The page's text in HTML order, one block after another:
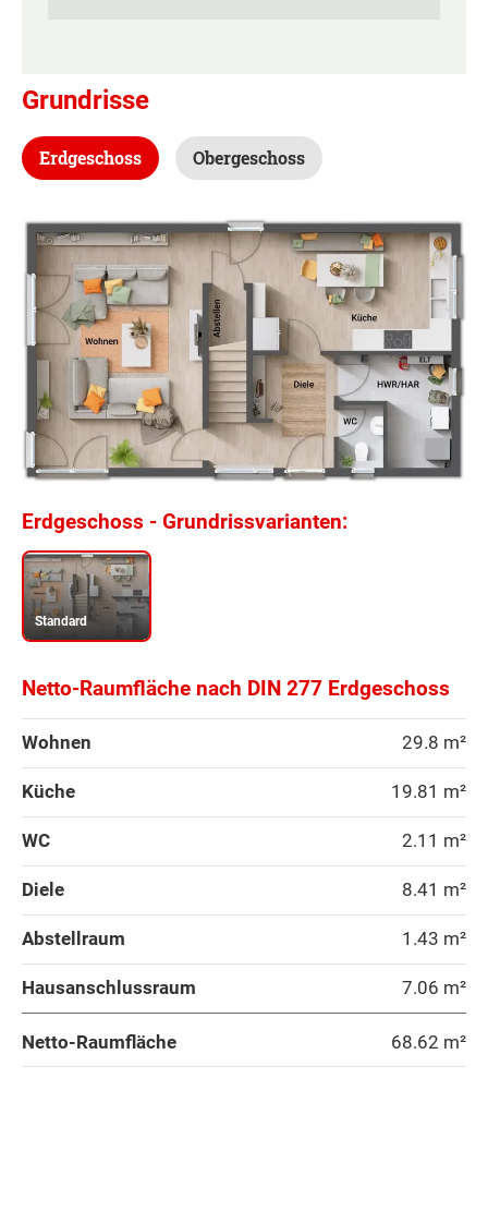
Grundrisse
Erdgeschoss Obergeschoss
Erdgeschoss - Grundrissvarianten:
Standard
Netto-Raumfläche nach DIN 277 Erdgeschoss
Wohnen 29.8 m²
Küche 19.81 m²
WC 2.11 m²
Diele 8.41 m²
Abstellraum 1.43 m²
Hausanschlussraum 7.06 m²
Netto-Raumfläche 68.62 m²